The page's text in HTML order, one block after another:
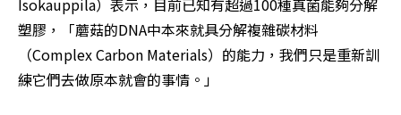
Isokauppila）表示，目前已知有超過100種真菌能夠分解
塑膠，「蘑菇的DNA中本來就具分解複雜碳材料
（Complex Carbon Materials）的能力，我們只是重新訓
練它們去做原本就會的事情。」